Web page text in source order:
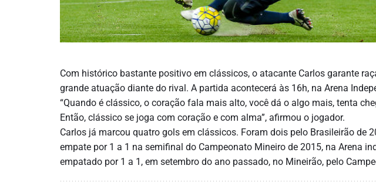
Com histórico bastante positivo em clássicos, o atacante Carlos garante
grande atuação diante do rival. A partida acontecerá às 16h, na Arena
“Quando é clássico, o coração fala mais alto, você dá o algo mais, tenta
Então, clássico se joga com coração e com alma”, afirmou o jogador.
Carlos já marcou quatro gols em clássicos. Foram dois pelo Brasileirão de
empate por 1 a 1 na semifinal do Campeonato Mineiro de 2015, na Arena
empatado por 1 a 1, em setembro do ano passado, no Mineirão, pelo